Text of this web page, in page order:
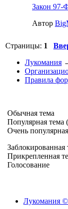
Закон 97-
Автор
Страницы: 1
Лукомания
Правила
Обычная тема
Популярная тема
Очень
Заблокированная
Прикрепленная
Голосование
Лукомания